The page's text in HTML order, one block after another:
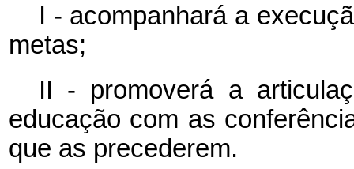
I - acompanhará a
metas;
II - promoverá a
educação com as
que as precederem.